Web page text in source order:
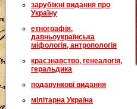
зарубіжні видання про
Україну
етнографія,
давньоукраїнська
міфологія, антропологія
краєзнавство, генеалогія,
геральдика
подарункові видання
мілітарна Україна